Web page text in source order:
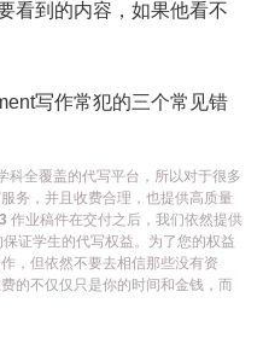
看到的内容，如果他看不
写作常犯的三个常见错
科全覆盖的代写平台，所以对于很多
务，并且收费合理，也提供高质量
作业稿件在交付之后，我们依然提供
证学生的代写权益。为了您的权益
，但依然不要去相信那些没有资
的不仅仅只是你的时间和金钱，而